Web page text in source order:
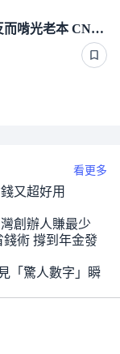
拒絕老掉牙理財術！退休後投資太保守反而啃光老本 CNBC專家點出投資配比成敗關鍵
看更多
又超好用
創辦人賺最少
錢術 撐到年金發
「驚人數字」瞬